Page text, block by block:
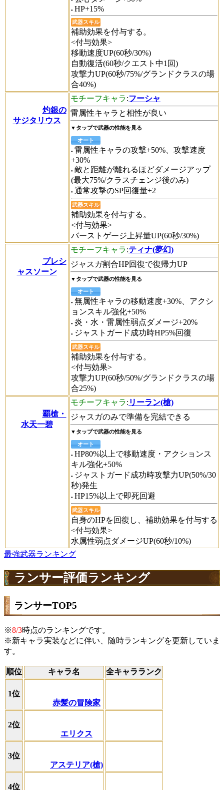
HP+15%
武器スキル
補助効果を付与する。
<付与効果>
移動速度UP(60秒/30%)
自動復活(60秒/クエスト中1回)
攻撃力UP(60秒/75%/グランドクラスの場
合40%)
灼銀の
サジタリウス
モチーフキャラ:フーシャ
雷属性キャラと相性が良い
▼タップで武器の性能を見る
オート
雷属性キャラの攻撃+50%、攻撃速度
+30%
敵と距離が離れるほどダメージアップ
(最大75%/クラスチェンジ後のみ)
通常攻撃のSP回復量+2
武器スキル
補助効果を付与する。
<付与効果>
バーストゲージ上昇量UP(60秒/30%)
プレシ
ャスソーン
モチーフキャラ:ティナ(夢幻)
ジャスガ割合HP回復で復帰力UP
▼タップで武器の性能を見る
オート
無属性キャラの移動速度+30%、アクシ
ョンスキル強化+50%
炎・水・雷属性弱点ダメージ+20%
ジャストガード成功時HP5%回復
武器スキル
補助効果を付与する。
<付与効果>
攻撃力UP(60秒/50%/グランドクラスの場
合25%)
覇槍・
水天一碧
モチーフキャラ: リーラン(槍)
ジャスガのみで準備を完結できる
▼タップで武器の性能を見る
オート
HP80%以上で移動速度・アクションス
キル強化+50%
ジャストガード成功時攻撃力UP(50%/30
秒)発生
HP15%以上で即死回避
武器スキル
自身のHPを回復し、補助効果を付与する
<付与効果>
水属性弱点ダメージUP(60秒/10%)
最強武器ランキング
ランサー評価ランキング
ランサーTOP5
※8/3時点のランキングです。
※新キャラ実装などに伴い、随時ランキングを更新していま
す。
順位 キャラ名 全キャラランク
1位
赤髪の冒険家
2位
エリクス
3位
アステリア(槍)
4位